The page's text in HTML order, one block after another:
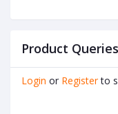
Product
Login or Register to